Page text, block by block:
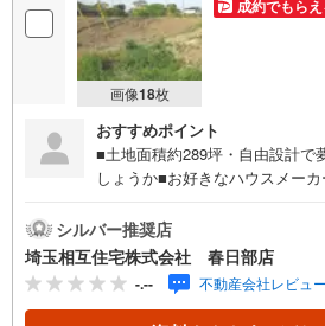
画像18枚
成約でもら
おすすめポイント
■土地面積約289坪・自由設計で
しょうか■お好きなハウスメー
い整形地◇お子様がいるお客様
完備。チャイルドシートも完備
お声掛け下さい。◇住宅ローン
る、勤続年数が短い、自己資金
めるか心配・・・そう思われて
シルバー推奨店
埼玉相互住宅株式会社 春日部店
-.-- 不動産会社レビュ